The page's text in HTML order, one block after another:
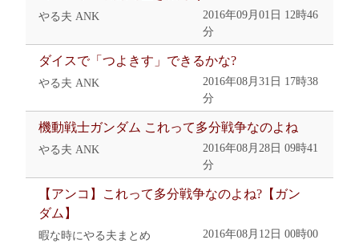
やる夫 ANK
2016年09月01日 12時46
分
ダイスで「つよきす」できるかな?
やる夫 ANK
2016年08月31日 17時38
分
機動戦士ガンダム これって多分戦争なのよね
やる夫 ANK
2016年08月28日 09時41
分
【アンコ】これって多分戦争なのよね?【ガン
ダム】
暇な時にやる夫まとめ
2016年08月12日 00時00